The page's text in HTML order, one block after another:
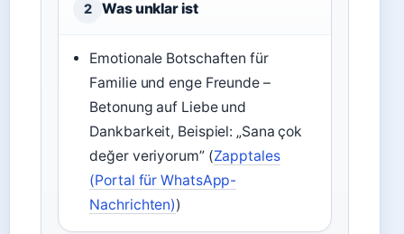
2 Was unklar ist
Emotionale Botschaften für
Familie und enge Freunde –
Betonung auf Liebe und
Dankbarkeit, Beispiel: „Sana çok
değer veriyorum” (Zapptales
(Portal für WhatsApp-
Nachrichten))